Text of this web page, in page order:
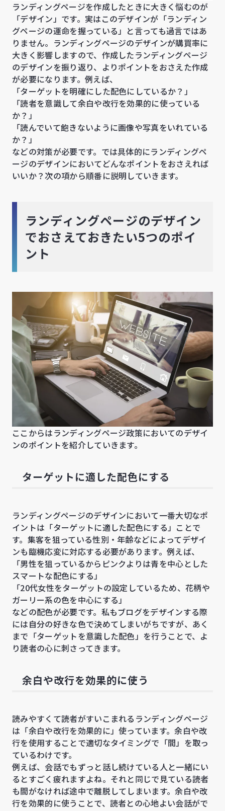
ランディングページを作成したときに大きく悩むのが
「デザイン」です。実はこのデザインが「ランディン
グページの運命を握っている」と言っても過言ではあ
りません。ランディングページのデザインが購買率に
大きく影響しますので、作成したランディングページ
のデザインを振り返り、よりポイントをおさえた作成
が必要になります。例えば、
「ターゲットを明確にした配色にしているか？」
「読者を意識して余白や改行を効果的に使っている
か？」
「読んでいて飽きないように画像や写真をいれている
か？」
などの対策が必要です。では具体的にランディングペ
ージのデザインにおいてどんなポイントをおさえれば
いいか？次の項から順番に説明していきます。
ランディングページのデザイン
でおさえておきたい5つのポイ
ント
ここからはランディングページ政策においてのデザイ
ンのポイントを紹介していきます。
ターゲットに適した配色にする
ランディングページのデザインにおいて一番大切なポ
イントは「ターゲットに適した配色にする」ことで
す。集客を狙っている性別・年齢などによってデザイ
ンも臨機応変に対応する必要があります。例えば、
「男性を狙っているからピンクよりは青を中心とした
スマートな配色にする」
「20代女性をターゲットの設定しているため、花柄や
ガーリー系の色を中心にする」
などの配色が必要です。私もブログをデザインする際
には自分の好きな色で決めてしまいがちですが、あく
まで「ターゲットを意識した配色」を行うことで、よ
り読者の心に刺さってきます。
余白や改行を効果的に使う
読みやすくて読者がすいこまれるランディングページ
は「余白や改行を効果的に」使っています。余白や改
行を使用することで適切なタイミングで「間」を取っ
ているわけです。
例えば、会話でもずっと話し続けている人と一緒にい
るとすごく疲れますよね。それと同じで見ている読者
も間がなければ途中で離脱してしまいます。余白や改
行を効果的に使うことで、読者との心地よい会話がで